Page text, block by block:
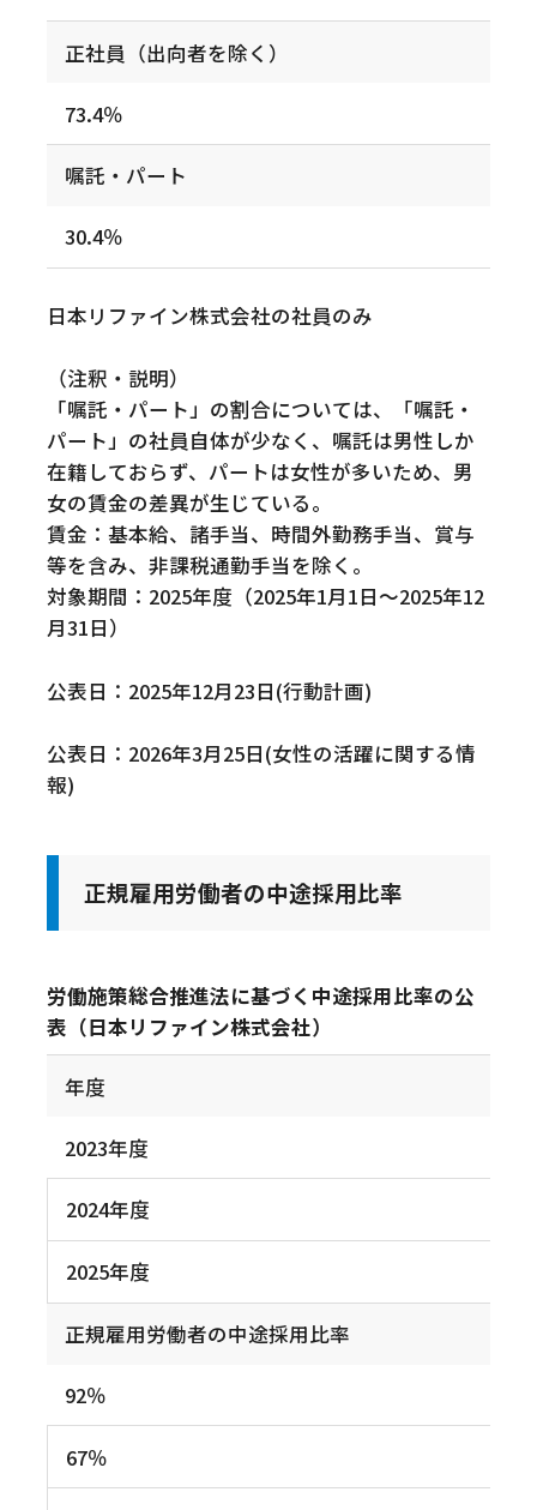
正社員（出向者を除く）
73.4％
嘱託・パート
30.4％
日本リファイン株式会社の社員のみ
（注釈・説明）
「嘱託・パート」の割合については、「嘱託・
パート」の社員自体が少なく、嘱託は男性しか
在籍しておらず、パートは女性が多いため、男
女の賃金の差異が生じている。
賃金：基本給、諸手当、時間外勤務手当、賞与
等を含み、非課税通勤手当を除く。
対象期間：2025年度（2025年1月1日～2025年12
月31日）
公表日：2025年12月23日(行動計画)
公表日：2026年3月25日(女性の活躍に関する情
報)
正規雇用労働者の中途採用比率
労働施策総合推進法に基づく中途採用比率の公
表（日本リファイン株式会社）
年度
2023年度
2024年度
2025年度
正規雇用労働者の中途採用比率
92％
67％